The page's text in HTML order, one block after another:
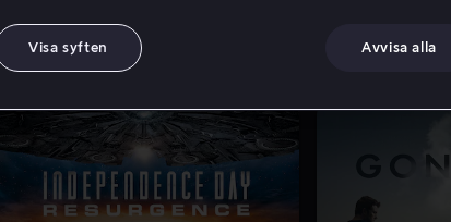
Visa syften Avvisa alla